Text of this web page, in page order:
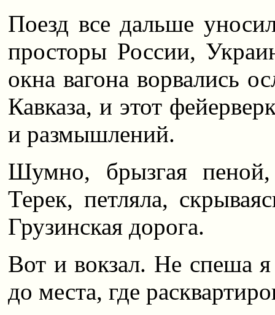
Поезд все дальше
просторы России,
окна вагона ворвались
Кавказа, и этот
и размышлений.
Шумно, брызгая
Терек, петляла,
Грузинская дорога.
Вот и вокзал. Не спеша я
до места, где